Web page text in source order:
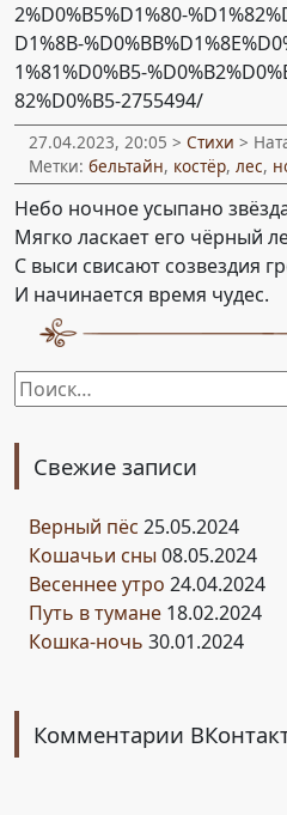
2%D0%B5%D1%80-
D1%8B-
1%81%D0%B5-
82%D0%B5-2755494/
27.04.2023, 20:05 > Стихи >
Метки: бельтайн, костёр, лес,
Небо ночное усыпано
Мягко ласкает его чёрный
C выси свисают cозвездия
И начинается время чудес.
Найти:
Свежие записи
Верный пёс 25.05.2024
Кошачьи сны 08.05.2024
Весеннее утро 24.04.2024
Путь в тумане 18.02.2024
Кошка-ночь 30.01.2024
Комментарии